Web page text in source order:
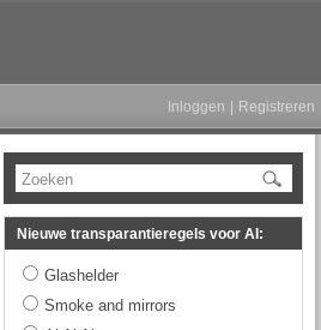
Inloggen Registreren
Zoeken
Nieuwe transparantieregels voor AI:
Glashelder
Smoke and mirrors